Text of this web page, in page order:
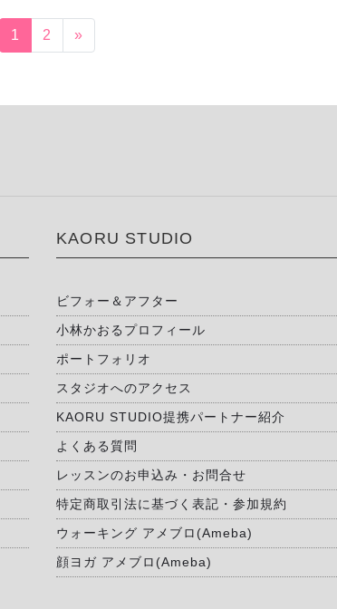
1 2 »
KAORU STUDIO
ビフォー＆アフター
小林かおるプロフィール
ポートフォリオ
スタジオへのアクセス
KAORU STUDIO提携パートナー紹介
よくある質問
レッスンのお申込み・お問合せ
特定商取引法に基づく表記・参加規約
ウォーキング アメブロ(Ameba)
顔ヨガ アメブロ(Ameba)